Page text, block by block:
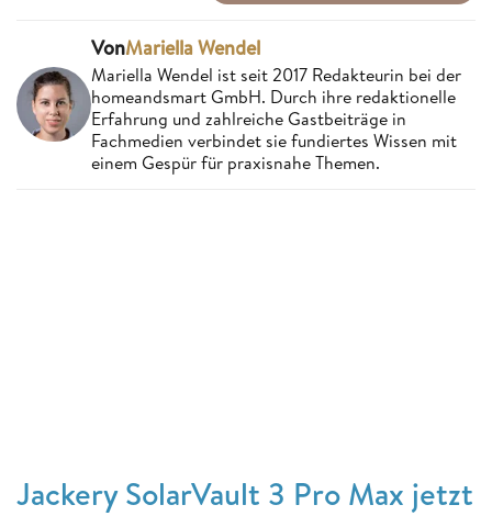
VonMariella Wendel
Mariella Wendel ist seit 2017 Redakteurin bei der
homeandsmart GmbH. Durch ihre redaktionelle
Erfahrung und zahlreiche Gastbeiträge in
Fachmedien verbindet sie fundiertes Wissen mit
einem Gespür für praxisnahe Themen.
Jackery SolarVault 3 Pro Max jetzt